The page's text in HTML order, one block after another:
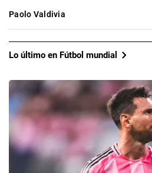
Paolo Valdivia
Lo último en Fútbol mundial